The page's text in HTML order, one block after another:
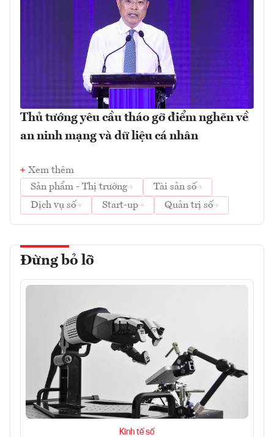
Thủ tướng yêu cầu tháo gỡ điểm nghẽn về
an ninh mạng và dữ liệu cá nhân
Xem thêm
Sản phẩm - Thị trường
Tài sản số
Dịch vụ số
Start-up Quản trị số
Đừng bỏ lỡ
Kinh tế số